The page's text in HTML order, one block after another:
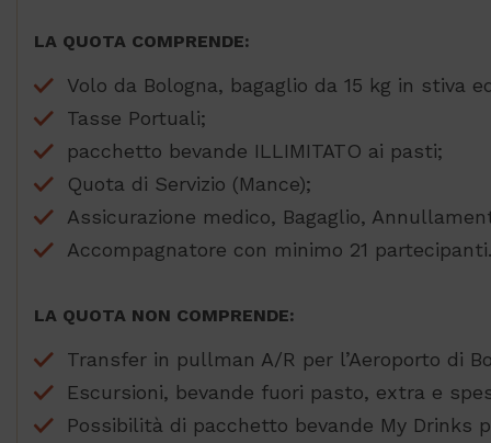
LA QUOTA COMPRENDE:
Volo da Bologna, bagaglio da 15 kg in stiva
Tasse Portuali;
pacchetto bevande ILLIMITATO ai pasti;
Quota di Servizio (Mance);
Assicurazione medico, Bagaglio,
Accompagnatore con minimo 21 partecipanti.
LA QUOTA NON COMPRENDE:
Transfer in pullman A/R per l’Aeroporto di
Escursioni, bevande fuori pasto, extra e
Possibilità di pacchetto bevande My Drinks